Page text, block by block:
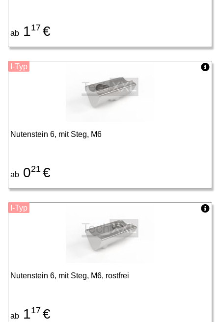
ab 117 €
Nutenstein 6, mit Steg, M6
ab 021 €
I-Typ
Nutenstein 6, mit Steg, M6, rostfrei
ab 117 €
I-Typ